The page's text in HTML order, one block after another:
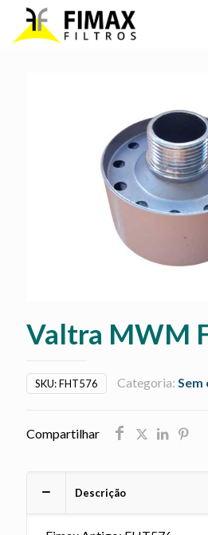
Valtra MWM
SKU:FHT576 Categoria:
Compartilhar
Descrição